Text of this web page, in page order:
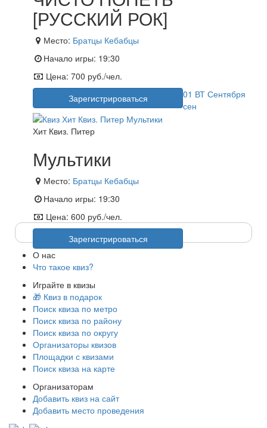
Регистрация недоступна
[РУССКИЙ РОК]
Место: Братцы Кебабцы
Начало игры: 19:30
Цена: 700 руб./чел.
Зарегистрироваться
01 ВТ Сентября
сен
Хит Квиз. Питер
Мультики
Место: Братцы Кебабцы
Начало игры: 19:30
Цена: 600 руб./чел.
Зарегистрироваться
О нас
Что такое квиз?
Играйте в квизы
🎁 Квиз в подарок
Поиск квиза по метро
Поиск квиза по району
Поиск квиза по округу
Организаторы квизов
Площадки с квизами
Поиск квиза на карте
Организаторам
Добавить квиз на сайт
Добавить место проведения